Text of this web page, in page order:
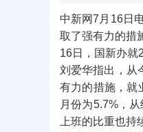
中新网7月16日
取了强有力的措
16日，国新办就
刘爱华指出，从
有力的措施，就
月份为5.7%，
上班的比重也